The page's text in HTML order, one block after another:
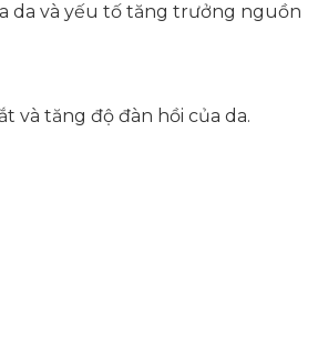
da và yếu tố tăng trưởng nguồn
và tăng độ đàn hồi của da.